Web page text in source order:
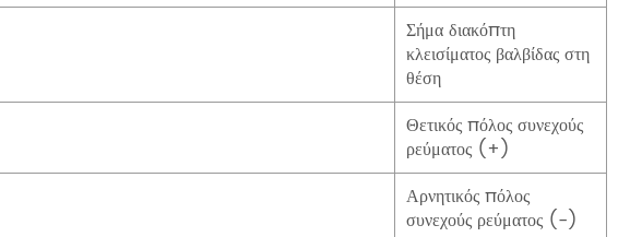
Σήμα διακόπτη
κλεισίματος βαλβίδας στη
θέση
Θετικός πόλος συνεχούς
ρεύματος (+)
Αρνητικός πόλος
συνεχούς ρεύματος (-)